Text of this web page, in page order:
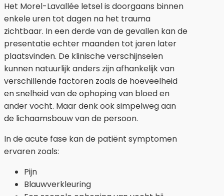
Het Morel-Lavallée letsel is doorgaans binnen
enkele uren tot dagen na het trauma
zichtbaar. In een derde van de gevallen kan de
presentatie echter maanden tot jaren later
plaatsvinden. De klinische verschijnselen
kunnen natuurlijk anders zijn afhankelijk van
verschillende factoren zoals de hoeveelheid
en snelheid van de ophoping van bloed en
ander vocht. Maar denk ook simpelweg aan
de lichaamsbouw van de persoon.
In de acute fase kan de patiënt symptomen
ervaren zoals:
Pijn
Blauwverkleuring